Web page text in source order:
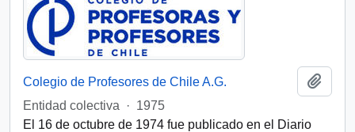
Colegio de Profesores de Chile A.G.
Entidad colectiva
· 1975
El 16 de octubre de 1974 fue publicado en el Diario